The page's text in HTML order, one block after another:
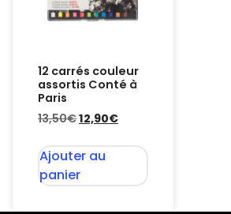
12 carrés couleur
assortis Conté à
Paris
13,50€12,90€
Ajouter au
panier